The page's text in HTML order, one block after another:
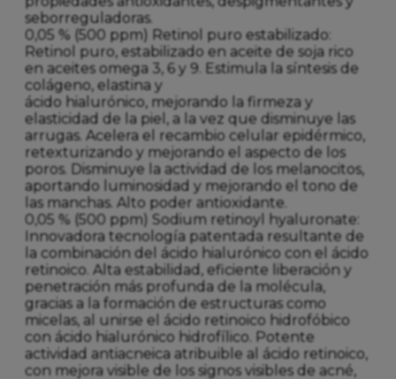
seborreguladoras.
0,05 % (500 ppm) Retinol puro estabilizado:
Retinol puro, estabilizado en aceite de soja rico
en aceites omega 3, 6 y 9. Estimula la síntesis de
colágeno, elastina y
ácido hialurónico, mejorando la firmeza y
elasticidad de la piel, a la vez que disminuye las
arrugas. Acelera el recambio celular epidérmico,
retexturizando y mejorando el aspecto de los
poros. Disminuye la actividad de los melanocitos,
aportando luminosidad y mejorando el tono de
las manchas. Alto poder antioxidante.
0,05 % (500 ppm) Sodium retinoyl hyaluronate:
Innovadora tecnología patentada resultante de
la combinación del ácido hialurónico con el ácido
retinoico. Alta estabilidad, eficiente liberación y
penetración más profunda de la molécula,
gracias a la formación de estructuras como
micelas, al unirse el ácido retinoico hidrofóbico
con ácido hialurónico hidrofílico. Potente
actividad antiacneica atribuible al ácido retinoico,
con mejora visible de los signos visibles de acné,